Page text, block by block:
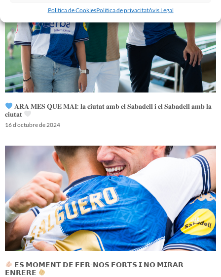
Politica de CookiesPolitica de privacitatAvis Legal
𝐀𝐑𝐀 𝐌𝐄́𝐒 𝐐𝐔𝐄 𝐌𝐀𝐈: 𝐥𝐚 𝐜𝐢𝐮𝐭𝐚𝐭 𝐚𝐦𝐛 𝐞𝐥 𝐒𝐚𝐛𝐚𝐝𝐞𝐥𝐥 𝐢 𝐞𝐥 𝐒𝐚𝐛𝐚𝐝𝐞𝐥𝐥 𝐚𝐦𝐛 𝐥𝐚
𝐜𝐢𝐮𝐭𝐚𝐭
16 d'octubre de 2024
𝗘́𝗦 𝗠𝗢𝗠𝗘𝗡𝗧 𝗗𝗘 𝗙𝗘𝗥-𝗡𝗢𝗦 𝗙𝗢𝗥𝗧𝗦 𝗜 𝗡𝗢 𝗠𝗜𝗥𝗔𝗥
𝗘𝗡𝗥𝗘𝗥𝗘